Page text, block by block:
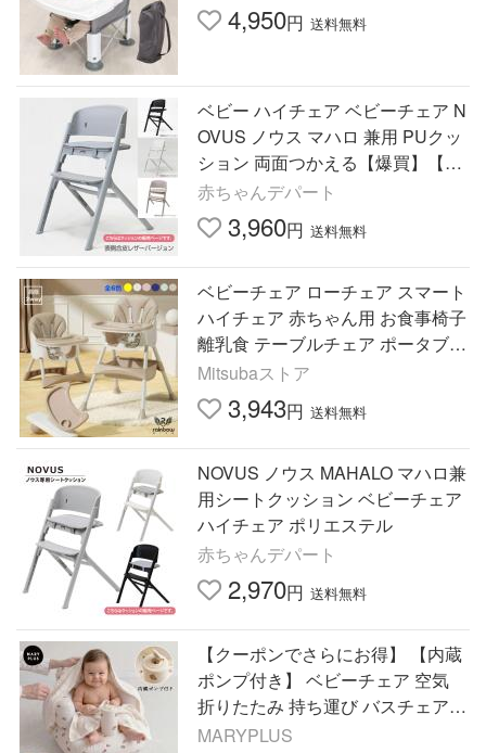
4,950円 送料無料
ベビー ハイチェア ベビーチェア N
OVUS ノウス マハロ 兼用 PUクッ
ション 両面つかえる【爆買】【超
PayPay祭】
赤ちゃんデパート
3,960円 送料無料
ベビーチェア ローチェア スマート
ハイチェア 赤ちゃん用 お食事椅子
離乳食 テーブルチェア ポータブル
カバー 多機能 子供イス ６か月~４
歳 出産祝い 孫帰省用
Mitsubaストア
3,943円 送料無料
NOVUS ノウス MAHALO マハロ兼
用シートクッション ベビーチェア
ハイチェア ポリエステル
赤ちゃんデパート
2,970円 送料無料
【クーポンでさらにお得】 【内蔵
ポンプ付き】 ベビーチェア 空気
折りたたみ 持ち運び バスチェア
赤ちゃん お風呂 椅子 おしゃれ ワ
MARYPLUS